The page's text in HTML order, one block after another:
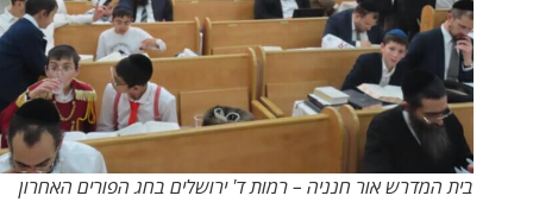
בית המדרש אור חנניה – רמות ד' ירושלים בחג הפורים האחרון